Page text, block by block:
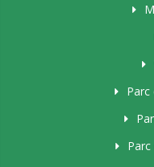
Parc
Parc